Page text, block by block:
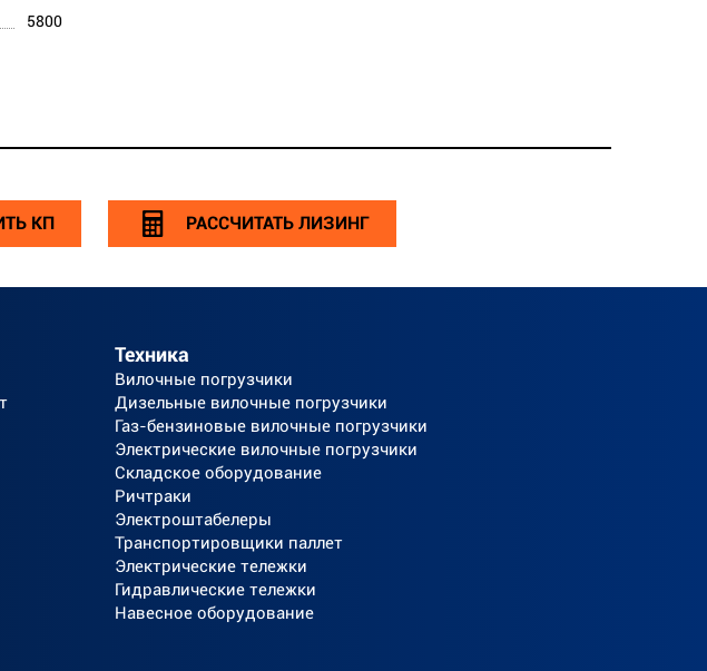
5800
КП РАССЧИТАТЬ ЛИЗИНГ
Техника
Вилочные погрузчики
Дизельные вилочные погрузчики
Газ-бензиновые вилочные погрузчики
Электрические вилочные погрузчики
Складское оборудование
Ричтраки
Электроштабелеры
Транспортировщики паллет
Электрические тележки
Гидравлические тележки
Навесное оборудование